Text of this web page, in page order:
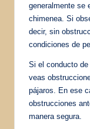
generalmente se
chimenea. Si
decir, sin
condiciones de
Si el conducto
veas
pájaros. En ese
obstrucciones
manera segura.